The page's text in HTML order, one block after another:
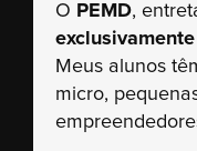
O PEMD,
Meus alunos
micro,